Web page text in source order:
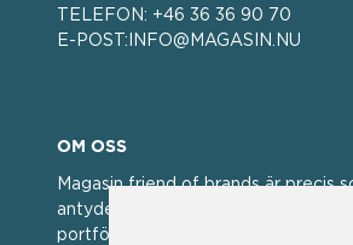
TELEFON: +46 36 36 90 70
E-POST: INFO@MAGASIN.NU
OM OSS
Magasin friend of brands är precis
antyder; en vän av varumärken. Vi
portfölj med välkända varumärken